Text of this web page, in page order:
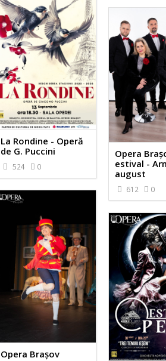
La Rondine - Operă
de G. Puccini
524 0
Opera
estival -
august
612 0
Opera Brașov